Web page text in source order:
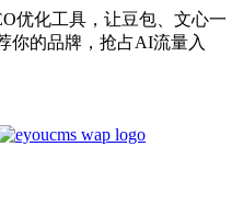
优化工具，让豆包、文心一
你的品牌，抢占AI流量入